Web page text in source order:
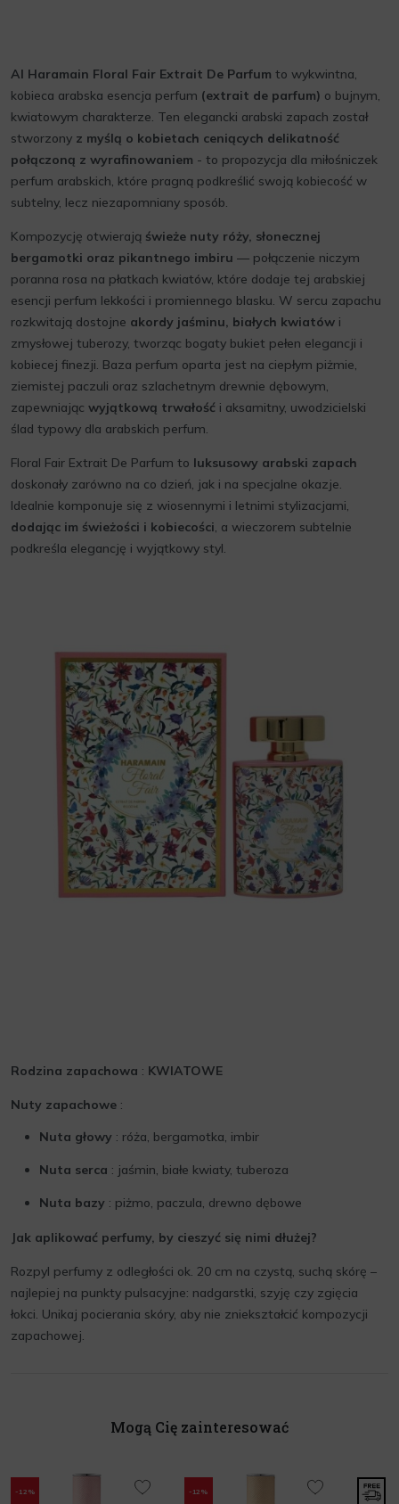
Al Haramain Floral Fair Extrait De Parfum to wykwintna,
kobieca arabska esencja perfum (extrait de parfum) o bujnym,
kwiatowym charakterze. Ten elegancki arabski zapach został
stworzony z myślą o kobietach ceniących delikatność
połączoną z wyrafinowaniem - to propozycja dla miłośniczek
perfum arabskich, które pragną podkreślić swoją kobiecość w
subtelny, lecz niezapomniany sposób.
Kompozycję otwierają świeże nuty róży, słonecznej
bergamotki oraz pikantnego imbiru — połączenie niczym
poranna rosa na płatkach kwiatów, które dodaje tej arabskiej
esencji perfum lekkości i promiennego blasku. W sercu zapachu
rozkwitają dostojne akordy jaśminu, białych kwiatów i
zmysłowej tuberozy, tworząc bogaty bukiet pełen elegancji i
kobiecej finezji. Baza perfum oparta jest na ciepłym piżmie,
ziemistej paczuli oraz szlachetnym drewnie dębowym,
zapewniając wyjątkową trwałość i aksamitny, uwodzicielski
ślad typowy dla arabskich perfum.
Floral Fair Extrait De Parfum to luksusowy arabski zapach
doskonały zarówno na co dzień, jak i na specjalne okazje.
Idealnie komponuje się z wiosennymi i letnimi stylizacjami,
dodając im świeżości i kobiecości, a wieczorem subtelnie
podkreśla elegancję i wyjątkowy styl.
Rodzina zapachowa : KWIATOWE
Nuty zapachowe :
Nuta głowy : róża, bergamotka, imbir
Nuta serca : jaśmin, białe kwiaty, tuberoza
Nuta bazy : piżmo, paczula, drewno dębowe
Jak aplikować perfumy, by cieszyć się nimi dłużej?
Rozpyl perfumy z odległości ok. 20 cm na czystą, suchą skórę –
najlepiej na punkty pulsacyjne: nadgarstki, szyję czy zgięcia
łokci. Unikaj pocierania skóry, aby nie zniekształcić kompozycji
zapachowej.
Mogą Cię zainteresować
-12% -12%